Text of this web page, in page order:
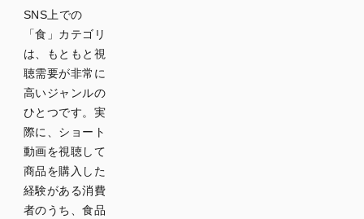
界のシ
ョート
動画制
作でよ
くある
質問
ショー
ト動画
の制作
費用は
どのく
SNS上での
「食」カテゴリ
は、もともと視
聴需要が非常に
高いジャンルの
ひとつです。実
際に、ショート
動画を視聴して
商品を購入した
経験がある消費
者のうち、食品